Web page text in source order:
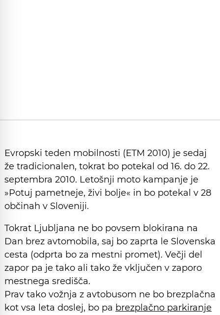
Evropski teden mobilnosti (ETM 2010) je sedaj
že tradicionalen, tokrat bo potekal od 16. do 22.
septembra 2010. Letošnji moto kampanje je
»Potuj pametneje, živi bolje« in bo potekal v 28
občinah v Sloveniji.
Tokrat Ljubljana ne bo povsem blokirana na
Dan brez avtomobila, saj bo zaprta le Slovenska
cesta (odprta bo za mestni promet). Večji del
zapor pa je tako ali tako že vključen v zaporo
mestnega središča.
Prav tako vožnja z avtobusom ne bo brezplačna
kot vsa leta doslej, bo pa brezplačno parkiranje